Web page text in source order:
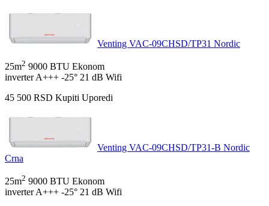
Venting VAC-09CHSD/TP31 Nordic
25m2 9000 BTU Ekonom
inverter A+++ -25° 21 dB Wifi
45 500 RSD Kupiti Uporedi
Venting VAC-09CHSD/TP31-B Nordic
Crna
25m2 9000 BTU Ekonom
inverterA+++ -25° 21 dB Wifi